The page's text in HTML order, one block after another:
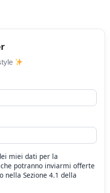
miei dati per la
potranno inviarmi offerte
nella Sezione 4.1 della